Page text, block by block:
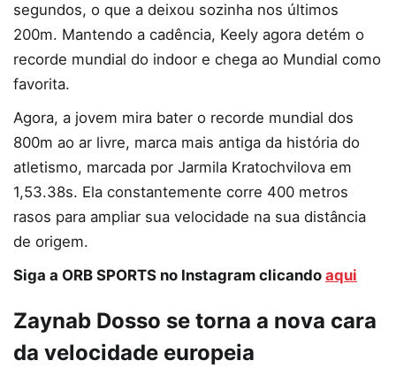
segundos, o que a deixou sozinha nos últimos
200m. Mantendo a cadência, Keely agora detém o
recorde mundial do indoor e chega ao Mundial como
favorita.
Agora, a jovem mira bater o recorde mundial dos
800m ao ar livre, marca mais antiga da história do
atletismo, marcada por Jarmila Kratochvilova em
1,53.38s. Ela constantemente corre 400 metros
rasos para ampliar sua velocidade na sua distância
de origem.
Siga a ORB SPORTS no Instagram clicando aqui
Zaynab Dosso se torna a nova cara
da velocidade europeia